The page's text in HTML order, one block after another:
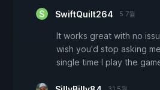
SwiftQuilt264 5 7월
It works great with no
wish you'd stop asking
single time I play the